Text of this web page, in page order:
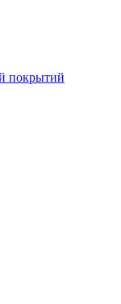
машин
покрытий